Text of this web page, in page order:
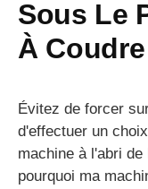
Sous Le
À Coudre
Évitez de forcer
d'effectuer un
machine à l'abri
pourquoi ma